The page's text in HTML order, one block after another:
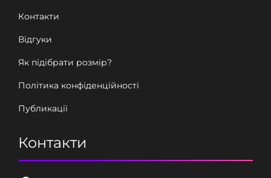
Контакти
Відгуки
Як підібрати розмір?
Політика конфіденційності
Публикації
Контакти